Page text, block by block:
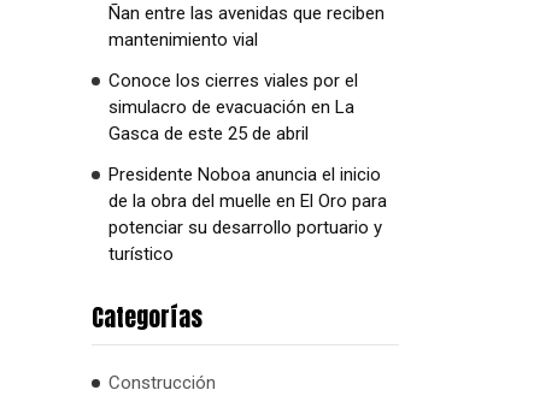
Ñan entre las avenidas que reciben
mantenimiento vial
Conoce los cierres viales por el
simulacro de evacuación en La
Gasca de este 25 de abril
Presidente Noboa anuncia el inicio
de la obra del muelle en El Oro para
potenciar su desarrollo portuario y
turístico
Categorías
Construcción